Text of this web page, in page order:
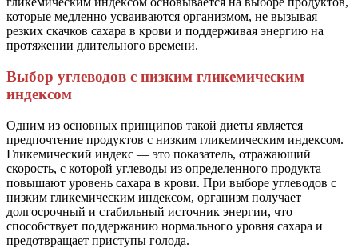
которые медленно усваиваются организмом, не вызывая
резких скачков сахара в крови и поддерживая энергию на
протяжении длительного времени.
Выбор углеводов с низким гликемическим
индексом
Одним из основных принципов такой диеты является
предпочтение продуктов с низким гликемическим индексом.
Гликемический индекс — это показатель, отражающий
скорость, с которой углеводы из определенного продукта
повышают уровень сахара в крови. При выборе углеводов с
низким гликемическим индексом, организм получает
долгосрочный и стабильный источник энергии, что
способствует поддержанию нормального уровня сахара и
предотвращает приступы голода.